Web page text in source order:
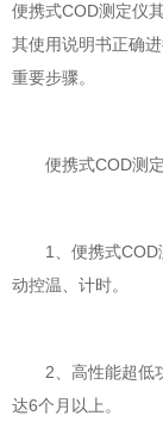
便携式COD测定仪
其使用说明书正确
重要步骤。
便携式COD测定
1、便携式COD
动控温、计时。
2、高性能超低功
达6个月以上。